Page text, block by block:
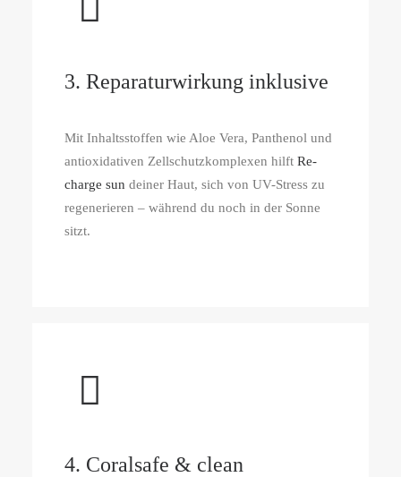
3. Reparaturwirkung inklusive
Mit Inhaltsstoffen wie Aloe Vera, Panthenol und
antioxidativen Zellschutzkomplexen hilft Re-
charge sun deiner Haut, sich von UV-Stress zu
regenerieren – während du noch in der Sonne
sitzt.
4. Coralsafe & clean